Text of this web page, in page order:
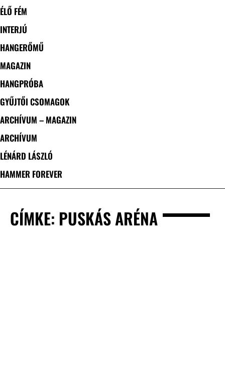
ÉLŐ FÉM
INTERJÚ
HANGERŐMŰ
MAGAZIN
HANGPRÓBA
GYŰJTŐI CSOMAGOK
ARCHÍVUM – MAGAZIN
ARCHÍVUM
LÉNÁRD LÁSZLÓ
HAMMER FOREVER
CÍMKE: PUSKÁS ARÉNA